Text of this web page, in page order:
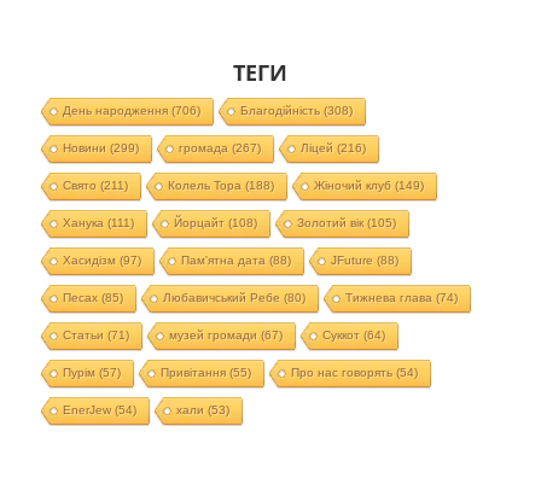
ТЕГИ
День народження(706) Благодійність(308)
Новини (299) громада (267) Ліцей (216)
Свято (211) Колель Тора (188) Жіночий клуб (149)
Ханука (111) Йорцайт (108) Золотий вік(105)
Хасидізм (97) Пам'ятна дата (88) JFuture (88)
Песах(85) Любавичський Ребе (80) Тижнева глава (74)
Статьи (71) музей громади (67) Суккот (64)
Пурім (57) Привітання(55) Про нас говорять(54)
EnerJew(54) хали (53)